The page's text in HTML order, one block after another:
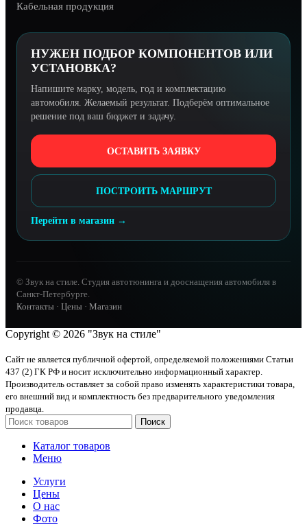
Кабельная продукция
НУЖЕН ПОДБОР КОМПОНЕНТОВ ИЛИ
УСТАНОВКА?
Напишите марку, модель, год и комплектацию
автомобиля. Желаемый результат. Подберём оптимальное
решение под ваш бюджет и задачу.
ОСТАВИТЬ ЗАЯВКУ
ПОСТРОИТЬ МАРШРУТ
Перейти в магазин →
© Звук на стиле. Студия автотюнинга и дооснащения автомобиля в
Санкт-Петербурге.
Контакты · Цены · Магазин
Copyright © 2026 "Звук на стиле"
Сайт не является публичной офертой, определяемой положениями Статьи
437 (2) ГК РФ и носит исключительно информационный характер.
Производитель оставляет за собой право изменять характеристики товара,
его внешний вид и комплектность без предварительного уведомления
продавца.
Поиск
Каталог товаров
Меню
Услуги
Цены
О нас
Фото